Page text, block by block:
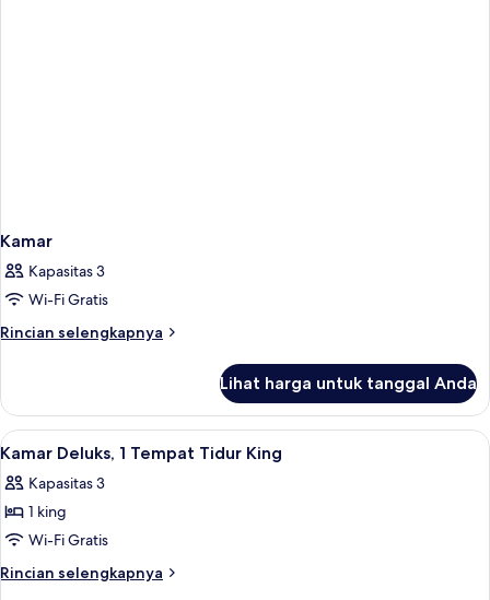
Kamar
Kapasitas 3
Wi-Fi Gratis
Rincian selengkapnya
Rincian
Kamar
Lihat harga untuk tanggal Anda
Lihat
semua
foto
untuk
Kamar
Deluks,
Brankas, meja kerja, tirai kedap
4
Kamar Deluks, 1 Tempat Tidur King
Kapasitas 3
1 king
Wi-Fi Gratis
Rincian selengkapnya
Rincian